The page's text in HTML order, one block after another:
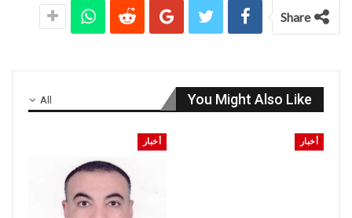
Share
All You Might Also Like
أخبار أخبار